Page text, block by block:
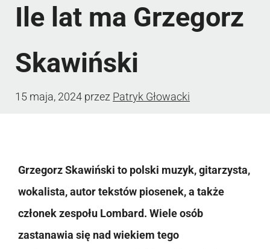
Ile lat ma Grzegorz
Skawiński
15 maja, 2024 przez Patryk Głowacki
Grzegorz Skawiński to polski muzyk, gitarzysta,
wokalista, autor tekstów piosenek, a także
członek zespołu Lombard. Wiele osób
zastanawia się nad wiekiem tego